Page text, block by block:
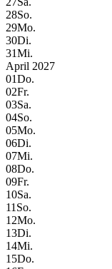
28So.
29Mo.
30Di.
31Mi.
April 2027
01Do.
02Fr.
03Sa.
04So.
05Mo.
06Di.
07Mi.
08Do.
09Fr.
10Sa.
11 So.
12Mo.
13Di.
14Mi.
15Do.